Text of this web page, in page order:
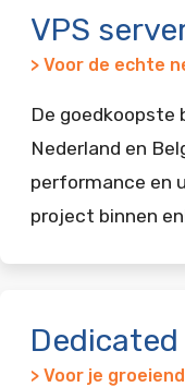
VPS
> Voor de echte
De goedkoopste
Nederland en
performance en
project binnen
> Voor je